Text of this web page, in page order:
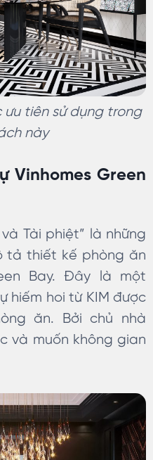
ưu tiên sử dụng trong
này
Vinhomes Green
Tài phiệt” là những
tả thiết kế phòng ăn
Bay. Đây là một
hiếm hoi từ KIM được
ăn. Bởi chủ nhà
và muốn không gian